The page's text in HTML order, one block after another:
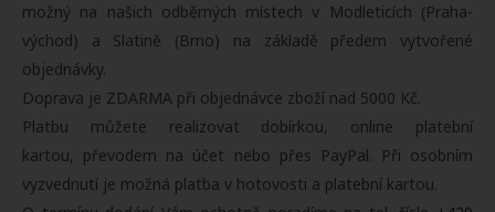
možný na našich odběrných místech v Modleticích (Praha-
východ) a Slatině (Brno) na základě předem vytvořené
objednávky.
Doprava je ZDARMA při objednávce zboží nad 5000 Kč.
Platbu můžete realizovat dobírkou, online platební
kartou, převodem na účet nebo přes PayPal. Při osobním
vyzvednutí je možná platba v hotovosti a platební kartou.